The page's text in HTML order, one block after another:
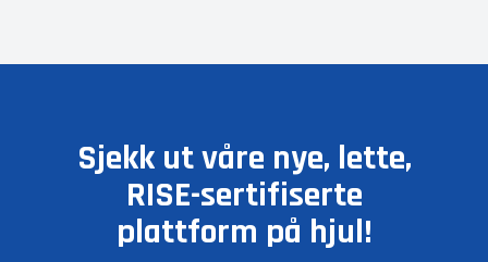
Sjekk ut våre nye, lette,
RISE-sertifiserte
plattform på hjul!